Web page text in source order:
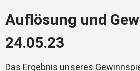
Auflösung und
24.05.23
Das Ergebnis unseres